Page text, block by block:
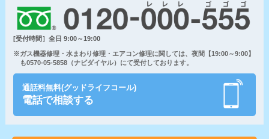
[受付時間］全日 9:00～19:00
※ガス機器修理・水まわり修理・エアコン修理に関しては、夜間【19:00～9:00】
も0570-05-5858（ナビダイヤル）にて受付しております。
通話料無料(グッドライフコール)
電話で相談する